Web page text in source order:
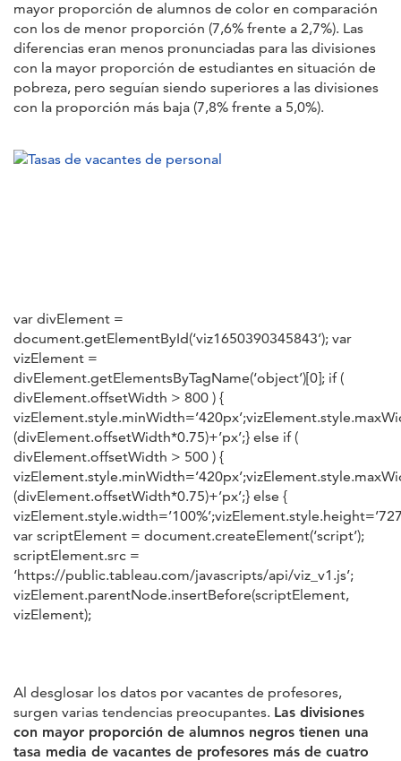
mayor proporción de alumnos de color en comparación
con los de menor proporción (7,6% frente a 2,7%). Las
diferencias eran menos pronunciadas para las divisiones
con la mayor proporción de estudiantes en situación de
pobreza, pero seguían siendo superiores a las divisiones
con la proporción más baja (7,8% frente a 5,0%).
var divElement =
document.getElementById(‘viz1650390345843’); var
vizElement =
divElement.getElementsByTagName(‘object’)[0]; if (
divElement.offsetWidth > 800 ) {
(divElement.offsetWidth*0.75)+’px’;} else if (
divElement.offsetWidth > 500 ) {
(divElement.offsetWidth*0.75)+’px’;} else {
var scriptElement = document.createElement(‘script’);
scriptElement.src =
‘https://public.tableau.com/javascripts/api/viz_v1.js’;
vizElement.parentNode.insertBefore(scriptElement,
vizElement);
Al desglosar los datos por vacantes de profesores,
surgen varias tendencias preocupantes. Las divisiones
con mayor proporción de alumnos negros tienen una
tasa media de vacantes de profesores más de cuatro